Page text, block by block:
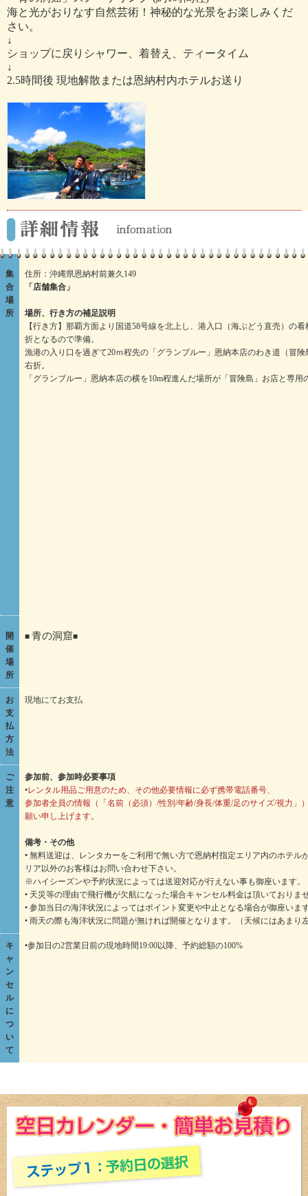
海と光がおりなす自然芸術！神秘的な光景をお楽しみくだ
さい。
↓
ショップに戻りシャワー、着替え、ティータイム
↓
2.5時間後 現地解散または恩納村内ホテルお送り
集
合
場
所
住所：沖縄県恩納村前兼久149
「店舗集合」
場所、行き方の補足説明
【行き方】那覇方面より国道58号線を北上し、港入口（海ぶどう直売）の
折となるので準備。
漁港の入り口を過ぎて20ｍ程先の「グランブルー」恩納本店のわき道（冒
右折。
「グランブルー」恩納本店の横を10m程進んだ場所が「冒険島」お店と専用
開
催
場
所
■ 青の洞窟■
お
支
払
方
法
現地にてお支払
ご
注
意
参加前、参加時必要事項
•レンタル用品ご用意のため、その他必要情報に必ず携帯電話番号、
参加者全員の情報（「名前（必須）/性別/年齢/身長/体重/足のサイズ/視力」
願い申し上げます。
備考・その他
• 無料送迎は、レンタカーをご利用で無い方で恩納村指定エリア内のホテル
リア以外のお客様はお問い合わせ下さい。
※ハイシーズンや予約状況によっては送迎対応が行えない事も御座います。
• 天災等の理由で飛行機が欠航になった場合キャンセル料金は頂いておりま
• 参加当日の海洋状況によってはポイント変更や中止となる場合が御座いま
• 雨天の際も海洋状況に問題が無ければ開催となります。（天候にはあまり
キ
ャ
ン
セ
ル
に
つ
い
て
•参加日の2営業日前の現地時間19:00以降、予約総額の100%